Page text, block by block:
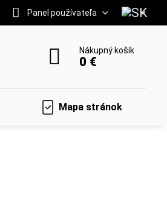
Panel používateľa
Nákupný košík
0 €
Mapa stránok